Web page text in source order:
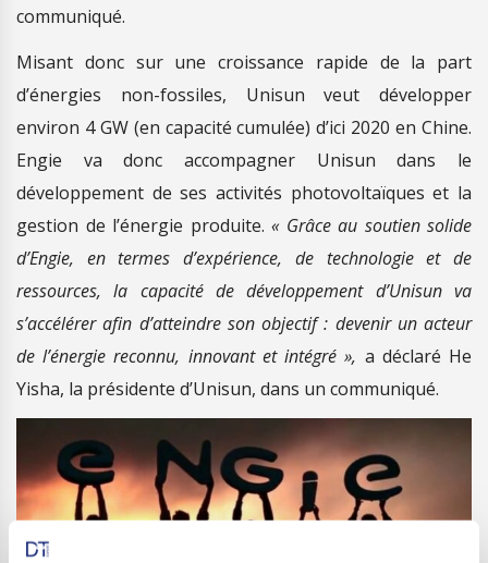
communiqué.
Misant donc sur une croissance rapide de la part
d’énergies non-fossiles, Unisun veut développer
environ 4 GW (en capacité cumulée) d’ici 2020 en Chine.
Engie va donc accompagner Unisun dans le
développement de ses activités photovoltaïques et la
gestion de l’énergie produite. « Grâce au soutien solide
d’Engie, en termes d’expérience, de technologie et de
ressources, la capacité de développement d’Unisun va
s’accélérer afin d’atteindre son objectif : devenir un acteur
de l’énergie reconnu, innovant et intégré », a déclaré He
Yisha, la présidente d’Unisun, dans un communiqué.